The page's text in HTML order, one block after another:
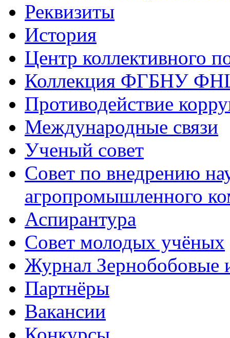
Реквизиты
История
Центр коллективного
Коллекция ФГБНУ
Противодействие
Международные связи
Ученый совет
Совет по внедрению
агропромышленного
Аспирантура
Совет молодых учёных
Журнал Зернобобовые
Партнёры
Вакансии